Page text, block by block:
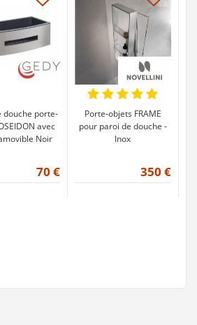
douche porte-
avec
Noir
70 €
Porte-objets FRAME
pour paroi de douche -
Inox
350 €